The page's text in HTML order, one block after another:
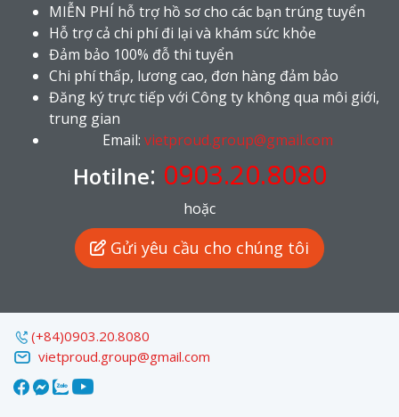
MIỄN PHÍ hỗ trợ hồ sơ cho các bạn trúng tuyển
Hỗ trợ cả chi phí đi lại và khám sức khỏe
Đảm bảo 100% đỗ thi tuyển
Chi phí thấp, lương cao, đơn hàng đảm bảo
Đăng ký trực tiếp với Công ty không qua môi giới,
trung gian
Email: vietproud.group@gmail.com
Hotilne: 0903.20.8080
hoặc
Gửi yêu cầu cho chúng tôi
(+84)0903.20.8080
vietproud.group@gmail.com